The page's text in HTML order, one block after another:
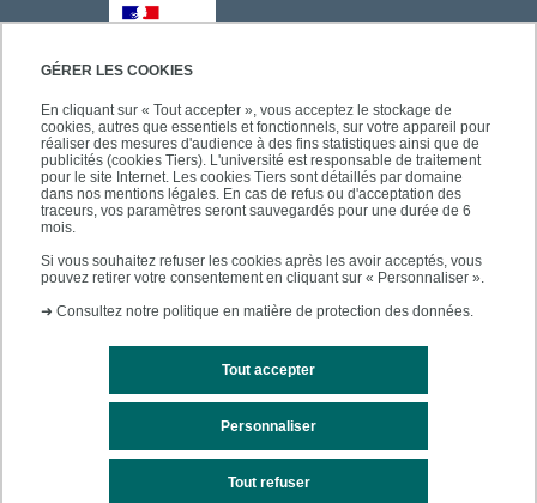
GÉRER LES COOKIES
En cliquant sur « Tout accepter », vous acceptez le stockage de
cookies, autres que essentiels et fonctionnels, sur votre appareil pour
réaliser des mesures d'audience à des fins statistiques ainsi que de
publicités (cookies Tiers). L'université est responsable de traitement
pour le site Internet. Les cookies Tiers sont détaillés par domaine
dans nos mentions légales. En cas de refus ou d'acceptation des
traceurs, vos paramètres seront sauvegardés pour une durée de 6
mois.
Si vous souhaitez refuser les cookies après les avoir acceptés, vous
pouvez retirer votre consentement en cliquant sur « Personnaliser ».
➜ Consultez notre politique en matière de protection des données.
Tout accepter
Tout refuser
Personnaliser
Mentions légales Plan du site